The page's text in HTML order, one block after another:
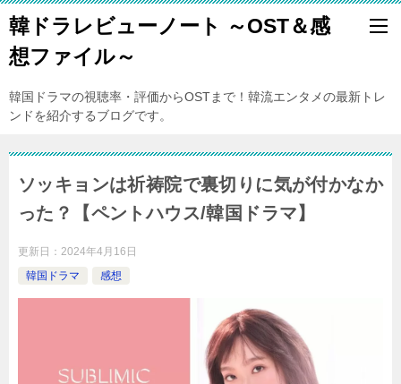
韓ドラレビューノート ～OST＆感
想ファイル～
韓国ドラマの視聴率・評価からOSTまで！韓流エンタメの最新トレ
ンドを紹介するブログです。
ソッキョンは祈祷院で裏切りに気が付かなか
った？【ペントハウス/韓国ドラマ】
更新日： 2024年4月16日
韓国ドラマ
感想